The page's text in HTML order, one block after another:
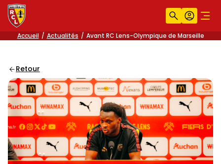
Recherche
Accueil Actualités Avant RC Lens-Olympique de Marseille
Retour